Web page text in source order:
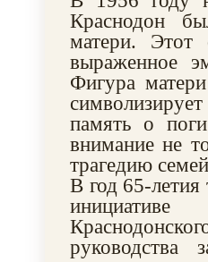
Краснодон
матери. Этот
выраженное
Фигура
память о
внимание не
трагедию
В год 65-летия
руководства